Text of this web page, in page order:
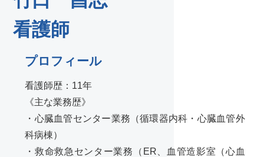
看護師
プロフィール
看護師歴：11年
《主な業務歴》
・心臓血管センター業務（循環器内科・心臓血管外
科病棟）
・救命救急センター業務（ER、血管造影室（心血